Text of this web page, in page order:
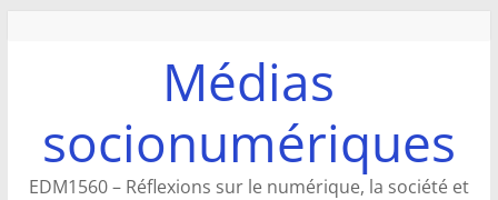
Médias
socionumériques
EDM1560 – Réflexions sur le numérique, la société et